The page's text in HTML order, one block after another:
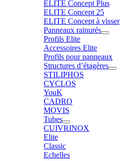
ELITE Concept Plus
ELITE Concept 25
ELITE Concept à visser
Panneaux rainurés
Profils Elite
Accessoires Elite
Profils pour panneaux
Structures d’étagères
STILIPHOS
CYCLOS
YouK
CADRO
MOVIS
Tubes
CUIVRINOX
Elite
Classic
Echelles